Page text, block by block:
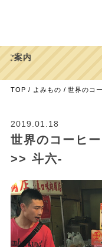
TOP よみもの 世界のコ
2019.01.18
世界のコーヒ
>> 斗六-